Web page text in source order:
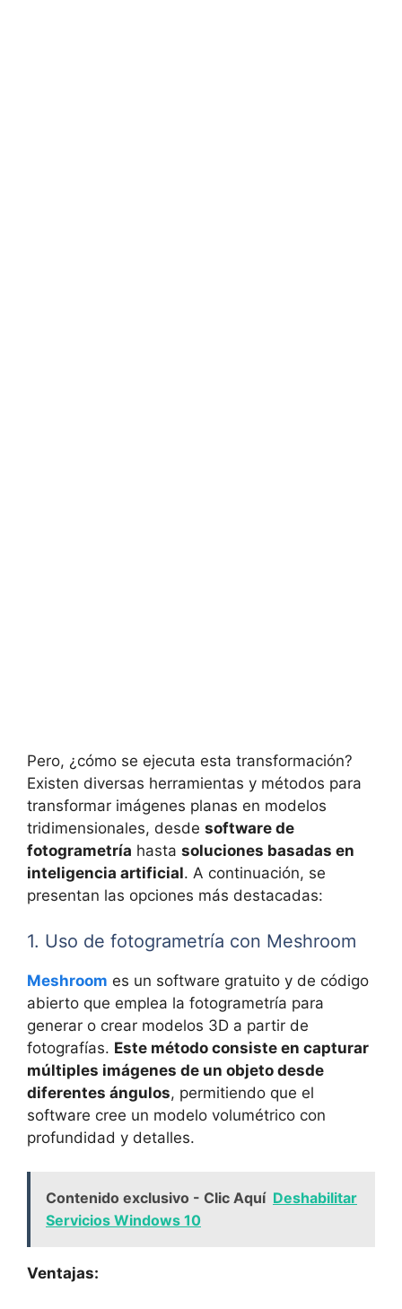
Pero, ¿cómo se ejecuta esta transformación?
Existen diversas herramientas y métodos para
transformar imágenes planas en modelos
tridimensionales, desde software de
fotogrametría hasta soluciones basadas en
inteligencia artificial. A continuación, se
presentan las opciones más destacadas:
1. Uso de fotogrametría con Meshroom
Meshroom es un software gratuito y de código
abierto que emplea la fotogrametría para
generar o crear modelos 3D a partir de
fotografías. Este método consiste en capturar
múltiples imágenes de un objeto desde
diferentes ángulos, permitiendo que el
software cree un modelo volumétrico con
profundidad y detalles.
Contenido exclusivo - Clic Aquí Deshabilitar
Servicios Windows 10
Ventajas: